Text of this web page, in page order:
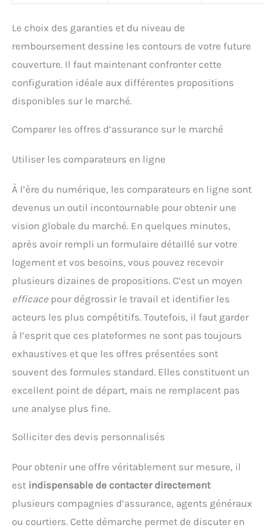
Le choix des garanties et du niveau de
remboursement dessine les contours de votre future
couverture. Il faut maintenant confronter cette
configuration idéale aux différentes propositions
disponibles sur le marché.
Comparer les offres d’assurance sur le marché
Utiliser les comparateurs en ligne
À l’ère du numérique, les comparateurs en ligne sont
devenus un outil incontournable pour obtenir une
vision globale du marché. En quelques minutes,
après avoir rempli un formulaire détaillé sur votre
logement et vos besoins, vous pouvez recevoir
plusieurs dizaines de propositions. C’est un moyen
efficace pour dégrossir le travail et identifier les
acteurs les plus compétitifs. Toutefois, il faut garder
à l’esprit que ces plateformes ne sont pas toujours
exhaustives et que les offres présentées sont
souvent des formules standard. Elles constituent un
excellent point de départ, mais ne remplacent pas
une analyse plus fine.
Solliciter des devis personnalisés
Pour obtenir une offre véritablement sur mesure, il
est indispensable de contacter directement
plusieurs compagnies d’assurance, agents généraux
ou courtiers. Cette démarche permet de discuter en